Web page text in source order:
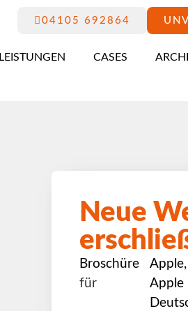
04105 692864
LEISTUNGEN CASES
Neue
Broschüre
für
Apple,
Apple